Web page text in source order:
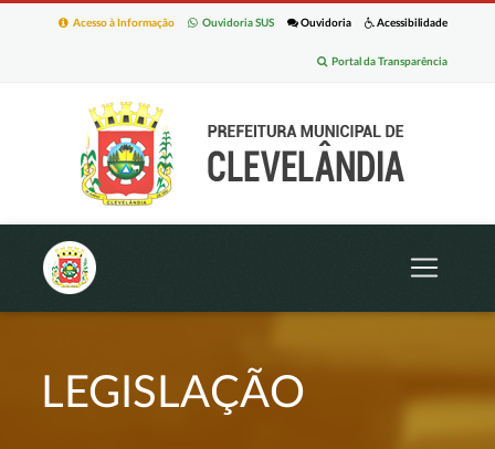
Acessibilidade
Ouvidoria
Ouvidoria SUS
Acesso à Informação
Portal da Transparência
LEGISLAÇÃO